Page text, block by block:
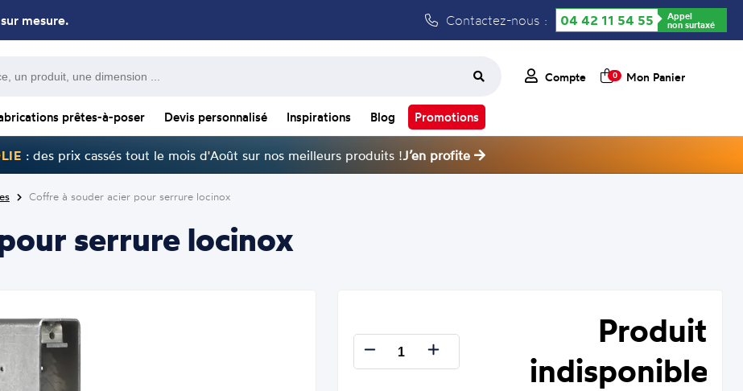
mesure. Contactez-nous : 04 42 11 54 55 Appel
non surtaxé
Compte 0 Mon Panier
prêtes-à-poser Devis personnalisé Inspirations Blog Promotions
: des prix cassés tout le mois d'Août sur nos meilleurs produits !J’en profite
Coffre à souder acier pour serrure locinox
serrure locinox
Produit
indisponible